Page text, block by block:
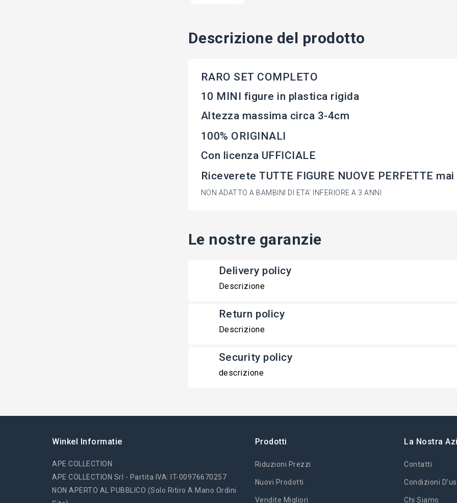
Descrizione del prodotto
RARO SET COMPLETO
10 MINI figure in plastica rigida
Altezza massima circa 3-4cm
100% ORIGINALI
Con licenza UFFICIALE
Riceverete TUTTE FIGURE NUOVE PERFETTE
NON ADATTO A BAMBINI DI ETA' INFERIORE A 3 ANNI
Le nostre garanzie
Delivery policy
Descrizione
Return policy
Descrizione
Security policy
descrizione
Winkel Informatie
APE COLLECTION
APE COLLECTION Srl - Partita IVA: IT-00976670257
NON APERTO AL PUBBLICO (solo Ritiro A Mano Ordini
Prodotti
Riduzioni Prezzi
Nuovi Prodotti
Vendite Migliori
La Nostra
Contatti
Condizioni
Chi Siamo